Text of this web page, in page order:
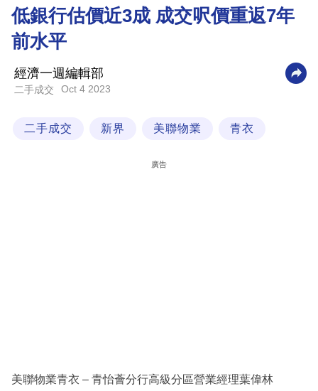
商
科
技
低銀行估價近3成 成交呎價重返7年
前水平
經濟一週編輯部
二手成交 Oct 4 2023
二手成交 新界 美聯物業 青衣
廣告
美聯物業青衣 – 青怡薈分行高級分區營業經理葉偉林